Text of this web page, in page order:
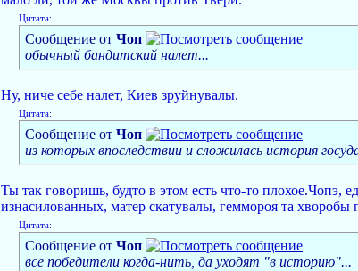
Цитата:
Сообщение от Чoп
обычный бандитский налет...
Ну, ниче себе налет, Киев зруйнувалы.
Цитата:
Сообщение от Чoп
из которых впоследствии и сложилась история
Ты так говоришь, будто в этом есть что-то плохое.Чопэ,
изнасилованных, матер скатувалы, геммороя та хворобы
Цитата:
Сообщение от Чoп
все победители когда-нить, да уходят "в историю"...